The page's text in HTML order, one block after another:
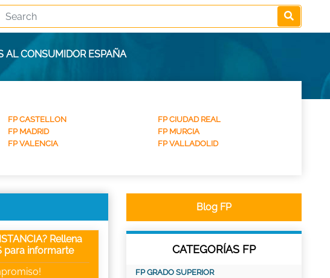
AL CONSUMIDOR ESPAÑA
FP CASTELLON
FP CIUDAD REAL
FP MADRID
FP MURCIA
FP VALENCIA
FP VALLADOLID
Rellena
para informarte
Blog FP
CATEGORÍAS FP
FP GRADO SUPERIOR